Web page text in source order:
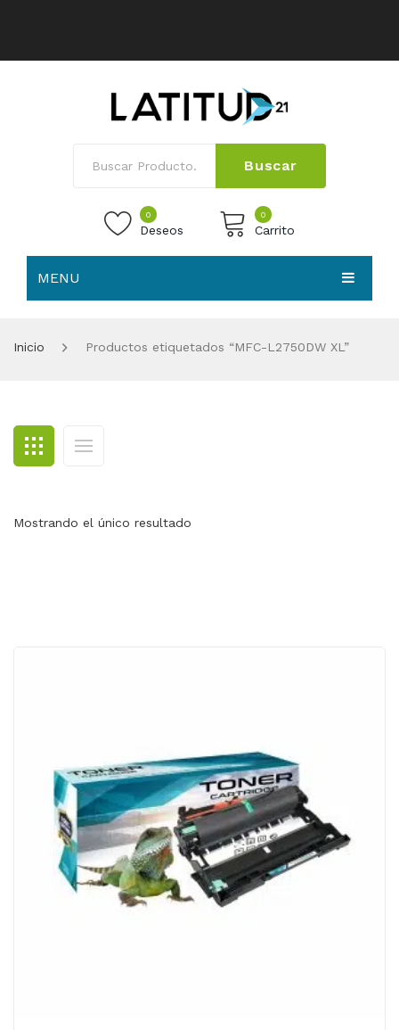
Buscar
0
Deseos
0
Carrito
MENU
BLOG
CONTACTO
Inicio Productos etiquetados “MFC-L2750DW XL”
Mostrando el único resultado